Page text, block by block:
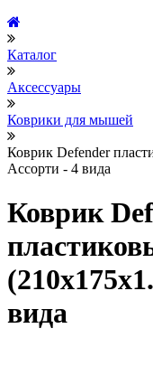
Каталог
Аксессуары
Коврики для мышей
Коврик Defender
Ассорти - 4 вида
Коврик
вида